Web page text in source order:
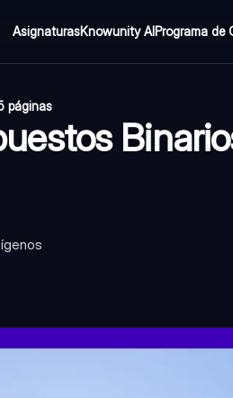
AsignaturasKnowunity AIPrograma de
páginas